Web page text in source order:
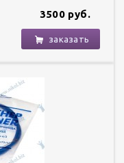
3500 руб.
заказать